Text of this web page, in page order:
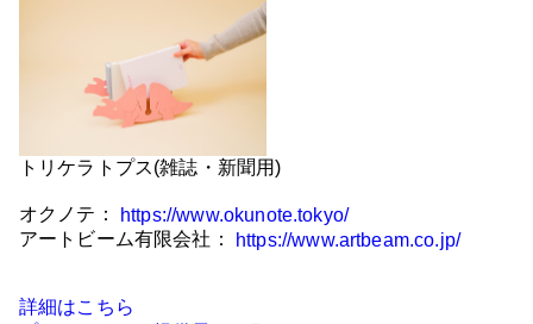
トリケラトプス(雑誌・新聞用)
オクノテ：
https://www.okunote.tokyo/
アートビーム有限会社：
https://www.artbeam.co.jp/
詳細はこちら